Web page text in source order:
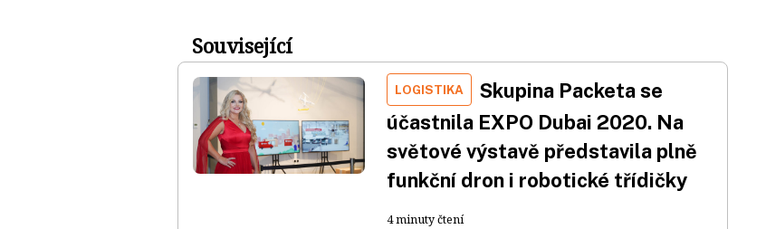
Související
LOGISTIKA
Skupina Packeta se
účastnila EXPO Dubai 2020. Na
světové výstavě představila plně
funkční dron i robotické třídičky
4 minuty čtení